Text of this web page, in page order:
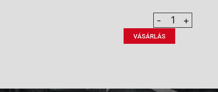
- +
VÁSÁRLÁS